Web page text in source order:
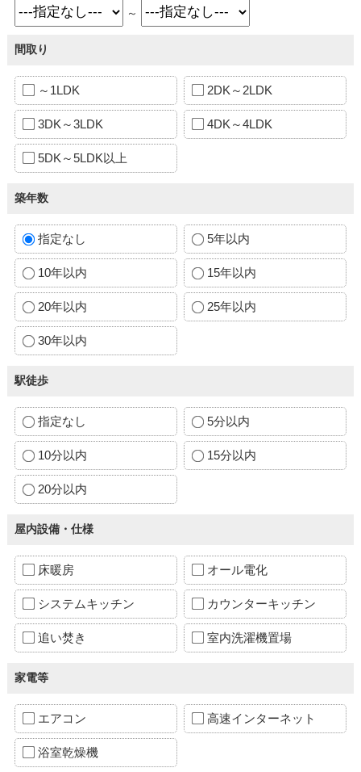
～
間取り
～1LDK 2DK～2LDK
3DK～3LDK 4DK～4LDK
5DK～5LDK以上
築年数
指定なし 5年以内
10年以内 15年以内
20年以内 25年以内
30年以内
駅徒歩
指定なし 5分以内
10分以内 15分以内
20分以内
屋内設備・仕様
床暖房 オール電化
システムキッチン カウンターキッチン
追い焚き 室内洗濯機置場
家電等
エアコン 高速インターネット
浴室乾燥機